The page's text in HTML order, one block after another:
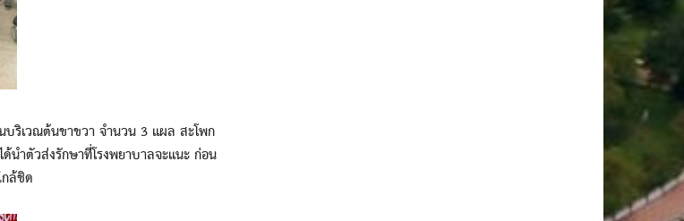
เวณต้นขาขวา จำนวน 3 แผล สะโพก
ำตัวส่งรักษาที่โรงพยาบาลจะแนะ ก่อน
ล้ชิด